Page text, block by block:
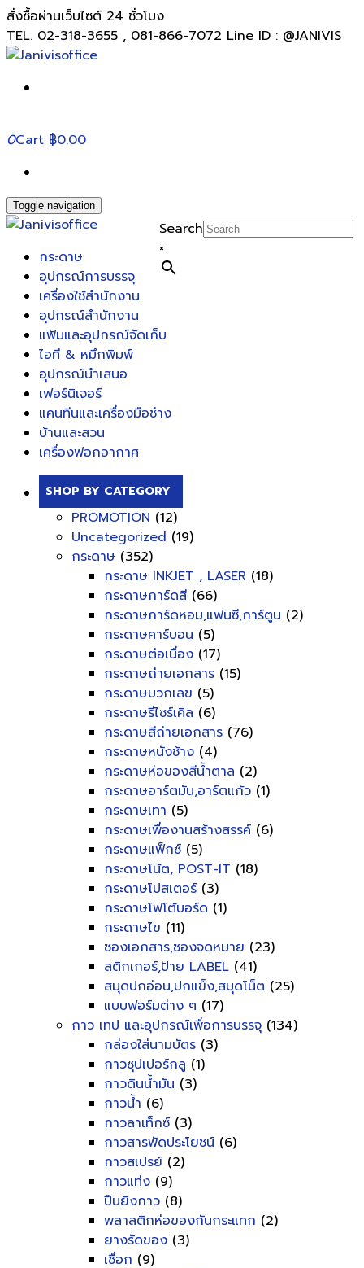
สั่งซื้อผ่านเว็บไซต์ 24 ชั่วโมง
TEL. 02-318-3655 , 081-866-7072 Line ID : @JANIVIS
0Cart ฿0.00
Toggle navigation
Search
×
กระดาษ
อุปกรณ์การบรรจุ
เครื่องใช้สำนักงาน
อุปกรณ์สำนักงาน
แฟ้มและอุปกรณ์จัดเก็บ
ไอที & หมึกพิมพ์
อุปกรณ์นำเสนอ
เฟอร์นิเจอร์
แคนทีนและเครื่องมือช่าง
บ้านและสวน
เครื่องฟอกอากาศ
SHOP BY CATEGORY
PROMOTION (12)
Uncategorized (19)
กระดาษ (352)
กระดาษ INKJET , LASER (18)
กระดาษการ์ดสี (66)
กระดาษการ์ดหอม,แฟนซี,การ์ตูน (2)
กระดาษคาร์บอน (5)
กระดาษต่อเนื่อง (17)
กระดาษถ่ายเอกสาร (15)
กระดาษบวกเลข (5)
กระดาษรีไซร์เคิล (6)
กระดาษสีถ่ายเอกสาร (76)
กระดาษหนังช้าง (4)
กระดาษห่อของสีน้ำตาล (2)
กระดาษอาร์ตมัน,อาร์ตแก้ว (1)
กระดาษเทา (5)
กระดาษเพื่องานสร้างสรรค์ (6)
กระดาษแฟ็กซ์ (5)
กระดาษโน้ต, POST-IT (18)
กระดาษโปสเตอร์ (3)
กระดาษโฟโต้บอร์ด (1)
กระดาษไข (11)
ซองเอกสาร,ซองจดหมาย (23)
สติกเกอร์,ป้าย LABEL (41)
สมุดปกอ่อน,ปกแข็ง,สมุดโน็ต (25)
แบบฟอร์มต่าง ๆ (17)
กาว เทป และอุปกรณ์เพื่อการบรรจุ (134)
กล่องใส่นามบัตร (3)
กาวซุปเปอร์กลู (1)
กาวดินน้ำมัน (3)
กาวน้ำ (6)
กาวลาเท็กซ์ (3)
กาวสารพัดประโยชน์ (6)
กาวสเปรย์ (2)
กาวแท่ง (9)
ปืนยิงกาว (8)
พลาสติกห่อของกันกระแทก (2)
ยางรัดของ (3)
เชื่อก (9)